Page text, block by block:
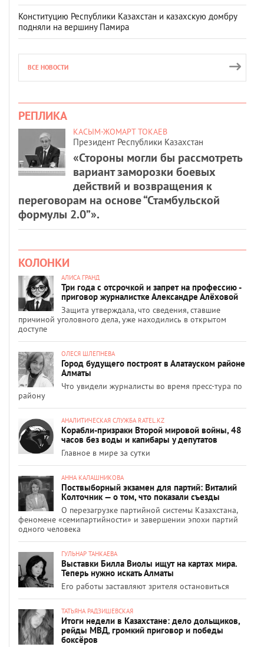
Конституцию Республики Казахстан и казахскую домбру
подняли на вершину Памира
ВСЕ НОВОСТИ
РЕПЛИКА
КАСЫМ-ЖОМАРТ ТОКАЕВ
Президент Республики Казахстан
«Стороны могли бы рассмотреть
вариант заморозки боевых
действий и возвращения к
переговорам на основе “Стамбульской
формулы 2.0”».
КОЛОНКИ
АЛИСА ГРАНД
Три года с отсрочкой и запрет на профессию -
приговор журналистке Александре Алёховой
Защита утверждала, что сведения, ставшие
причиной уголовного дела, уже находились в открытом
доступе
ОЛЕСЯ ШЛЕПНЕВА
Город будущего построят в Алатауском районе
Алматы
Что увидели журналисты во время пресс-тура по
району
АНАЛИТИЧЕСКАЯ СЛУЖБА RATEL.KZ
Корабли-призраки Второй мировой войны, 48
часов без воды и капибары у депутатов
Главное в мире за сутки
АННА КАЛАШНИКОВА
Поствыборный экзамен для партий: Виталий
Колточник — о том, что показали съезды
О перезагрузке партийной системы Казахстана,
феномене «семипартийности» и завершении эпохи партий
одного человека
ГУЛЬНАР ТАНКАЕВА
Выставки Билла Виолы ищут на картах мира.
Теперь нужно искать Алматы
Его работы заставляют зрителя остановиться
ТАТЬЯНА РАДЗИШЕВСКАЯ
Итоги недели в Казахстане: дело дольщиков,
рейды МВД, громкий приговор и победы
боксёров